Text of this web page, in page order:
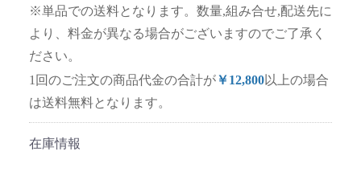
※単品での送料となります。数量,組み合せ,配送先に
より、料金が異なる場合がございますのでご了承く
ださい。
1回のご注文の商品代金の合計が￥12,800以上の場合
は送料無料となります。
在庫情報